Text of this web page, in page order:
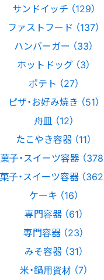
サンドイッチ （129）
ファストフード （137）
ハンバーガー （33）
ホットドッグ （3）
ポテト （27）
ピザ・お好み焼き （51）
舟皿 （12）
たこやき容器 （11）
菓子・スイーツ容器 （378
菓子・スイーツ容器 （362
ケーキ （16）
専門容器 （61）
専門容器 （23）
みそ容器 （31）
米・鍋用資材 （7）